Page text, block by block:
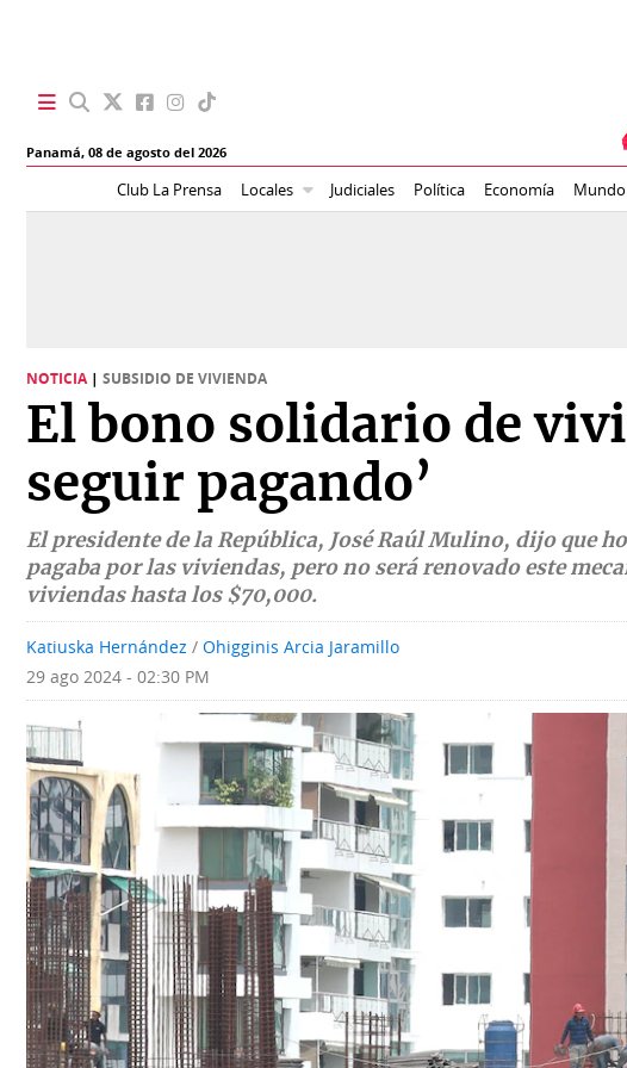
Panamá,08 de agosto del 2026
Club La Prensa Locales Judiciales Política Economía Mundo
Política
Mundo
Deportes
Ponle
la
Firma
BBC
Vivir+
Opinión
Blogs
Fotografías
Videos
Fe
de
Historias
SERVICIOS
E-
Paper
Buscador
Comunicados
Contenido
de
marcas
RSS
NOTICIA | SUBSIDIO DE VIVIENDA
El bono solidario de
seguir pagando’
El presidente de la República, José Raúl Mulino, dijo que
pagaba por las viviendas, pero no será renovado este
viviendas hasta los $70,000.
Katiuska Hernández / Ohigginis Arcia Jaramillo
29 ago 2024 - 02:30 PM